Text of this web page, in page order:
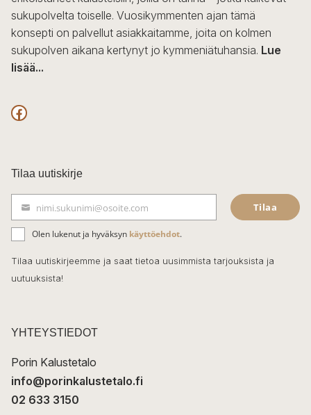
sukupolvelta toiselle. Vuosikymmenten ajan tämä
konsepti on palvellut asiakkaitamme, joita on kolmen
sukupolven aikana kertynyt jo kymmeniätuhansia. Lue
lisää...
F
c
e
b
o
o
k
Tilaa uutiskirje
ä
h
k
t
nimi.sukunimi@osoite.com Tilaa
Olen lukenut ja hyväksyn käyttöehdot.
Tilaa uutiskirjeemme ja saat tietoa uusimmista tarjouksista ja
uutuuksista!
YHTEYSTIEDOT
Porin Kalustetalo
info@porinkalustetalo.fi
02 633 3150